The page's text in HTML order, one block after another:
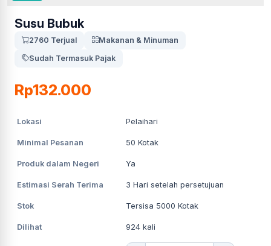
Susu Bubuk
2760 Terjual
Makanan & Minuman
Sudah Termasuk Pajak
Rp132.000
Lokasi Pelaihari
Minimal Pesanan 50 Kotak
Produk dalam Negeri Ya
Estimasi Serah Terima 3 Hari setelah persetujuan
Stok Tersisa 5000 Kotak
Dilihat 924 kali